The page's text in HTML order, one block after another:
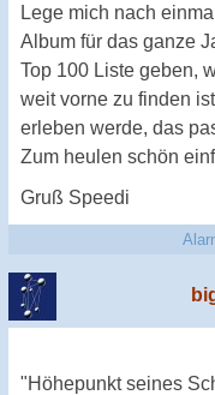
Lege mich nach
Album für das ganze
Top 100 Liste geben,
weit vorne zu finden
erleben werde, das
Zum heulen schön
Gruß Speedi
"Höhepunkt seines